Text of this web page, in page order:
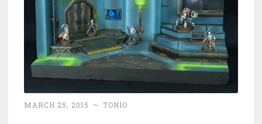
MARCH 25, 2015 ~ TONIO